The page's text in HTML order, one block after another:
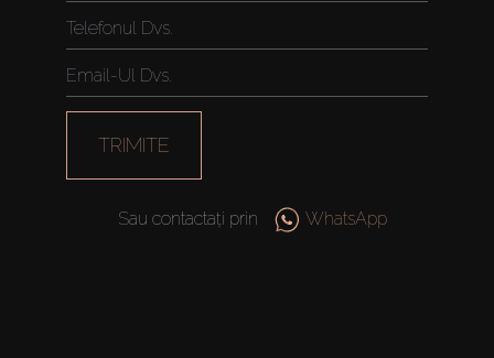
TRIMITE
Sau contactați prin WhatsApp